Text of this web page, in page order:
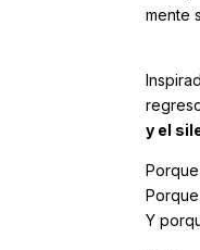
mente
y el
Y